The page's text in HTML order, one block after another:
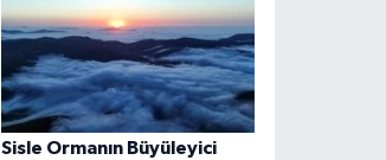
Sisle Ormanın Büyüleyici